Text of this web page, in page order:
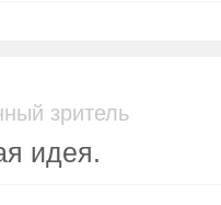
зритель
идея.